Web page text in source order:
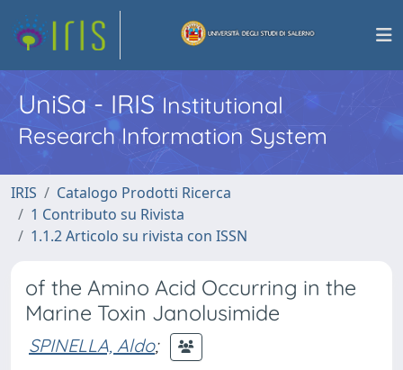
UniSa - IRISInstitutional
Research Information System
IRIS
Catalogo Prodotti Ricerca
1 Contributo su Rivista
1.1.2 Articolo su rivista con ISSN
of the Amino Acid Occurring in the
Marine Toxin Janolusimide
SPINELLA, Aldo;